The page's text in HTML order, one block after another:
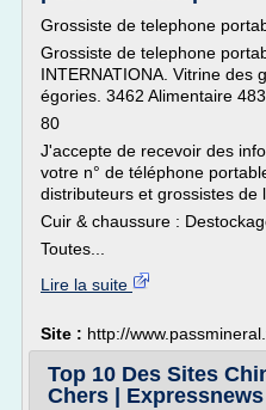
Grossiste de telephone
Grossiste de telephone
INTERNATIONA. Vitrine des
égories. 3462 Alimentaire
80
J'accepte de recevoir des
votre n° de téléphone
distributeurs et grossistes de
Cuir & chaussure :
Toutes...
Lire la suite
Site : http://
Top 10 Des Sites
Chers | Expressnews